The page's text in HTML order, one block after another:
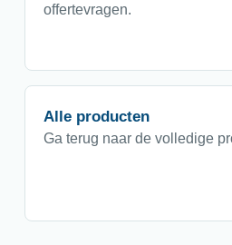
offertevragen.
Alle producten
Ga terug naar de volledige